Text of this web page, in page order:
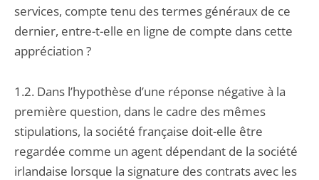
services, compte tenu des termes généraux de ce
dernier, entre-t-elle en ligne de compte dans cette
appréciation ?
1.2. Dans l’hypothèse d’une réponse négative à la
première question, dans le cadre des mêmes
stipulations, la société française doit-elle être
regardée comme un agent dépendant de la société
irlandaise lorsque la signature des contrats avec les